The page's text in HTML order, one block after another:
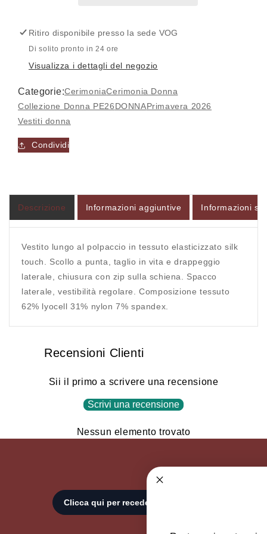
-
MAYA
-
MAYA
Ritiro disponibile presso la sede VOG
Di solito pronto in 24 ore
Visualizza i dettagli del negozio
Categorie:CerimoniaCerimonia Donna
Collezione Donna PE26DONNAPrimavera 2026
Vestiti donna
Condividi
Descrizione Informazioni aggiuntive Informazioni
Vestito lungo al polpaccio in tessuto elasticizzato silk
touch. Scollo a punta, taglio in vita e drappeggio
laterale, chiusura con zip sulla schiena. Spacco
laterale, vestibilità regolare. Composizione tessuto
62% lyocell 31% nylon 7% spandex.
Recensioni Clienti
Sii il primo a scrivere una recensione
Scrivi una recensione
Nessun elemento trovato
Accesso richiesto
Accedi al tuo account per aggiungere prodotti alla